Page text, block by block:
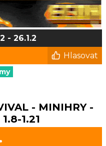
- 26.1.2
Hlasovat
- MINIHRY -
1.21